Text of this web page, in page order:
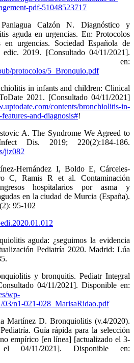
pdf-51048523717
Calzón N. Diagnóstico y
aguda en urgencias. En: Protocolos
en urgencias. Sociedad Española de
2019. [Consultado 04/11/2021].
en:
protocolos/5_Bronquio.pdf
in infants and children: Clinical
2021. [Consultado 04/11/2021]
contents/bronchiolitis-in-
and-diagnosis#!
A. The Syndrome We Agreed to
Dis. 2019; 220(2):184-186.
jiz082
Hernández I, Boldo E, Cárceles-
C, Ramis R et al. Contaminación
hospitalarios por asma y
en la ciudad de Murcia (España).
95-102
aguda: ¿seguimos la evidencia
Pediatría 2020. Madrid: Lúa
y bronquitis. Pediatr Integral
04/11/2021]. Disponible en:
wp-
n1-021-028_MarisaRidao.pdf
Martínez D. Bronquiolitis (v.4/2020).
Guía rápida para la selección
empírico [en línea] [actualizado el 3-
el 04/11/2021]. Disponible en: